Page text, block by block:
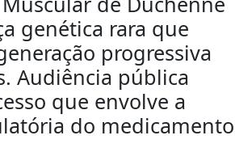
genética rara que
progressiva
Audiência pública
que envolve a
do medicamento